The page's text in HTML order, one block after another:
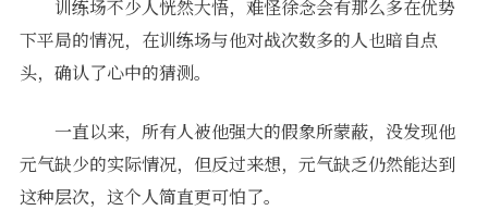
训练场不少人恍然大悟，难怪徐念会有那么多在优势
下平局的情况，在训练场与他对战次数多的人也暗自点
头，确认了心中的猜测。
一直以来，所有人被他强大的假象所蒙蔽，没发现他
元气缺少的实际情况，但反过来想，元气缺乏仍然能达到
这种层次，这个人简直更可怕了。